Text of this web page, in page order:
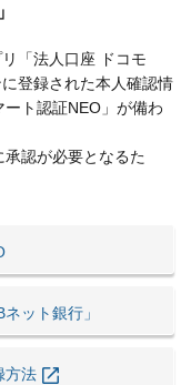
「法人口座 ドコモ
登録された本人確認情
ト認証NEO」が備わ
認が必要となるた
ット銀行」
方法